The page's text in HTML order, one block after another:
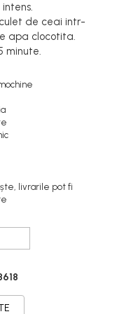
de ceai intr-
apa clocotita.
minute.
livrarile pot fi